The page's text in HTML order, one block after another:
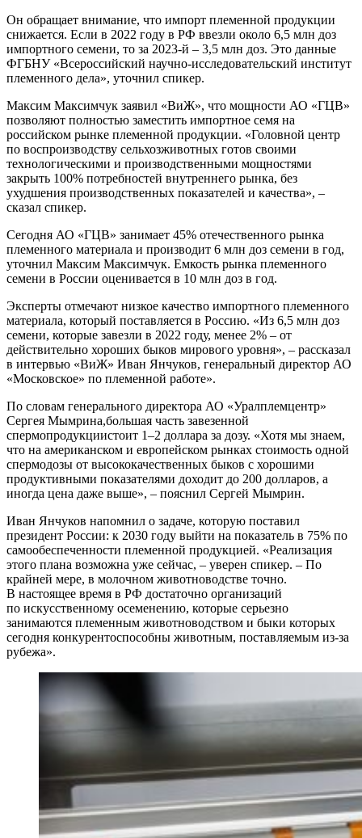
Он обращает внимание, что импорт племенной продукции
снижается. Если в 2022 году в РФ ввезли около 6,5 млн доз
импортного семени, то за 2023-й – 3,5 млн доз. Это данные
ФГБНУ «Всероссийский научно-исследовательский институт
племенного дела», уточнил спикер.
Максим Максимчук заявил «ВиЖ», что мощности АО «ГЦВ»
позволяют полностью заместить импортное семя на
российском рынке племенной продукции. «Головной центр
по воспроизводству сельхозживотных готов своими
технологическими и производственными мощностями
закрыть 100% потребностей внутреннего рынка, без
ухудшения производственных показателей и качества», –
сказал спикер.
Сегодня АО «ГЦВ» занимает 45% отечественного рынка
племенного материала и производит 6 млн доз семени в год,
уточнил Максим Максимчук. Емкость рынка племенного
семени в России оценивается в 10 млн доз в год.
Эксперты отмечают низкое качество импортного племенного
материала, который поставляется в Россию. «Из 6,5 млн доз
семени, которые завезли в 2022 году, менее 2% – от
действительно хороших быков мирового уровня», – рассказал
в интервью «ВиЖ» Иван Янчуков, генеральный директор АО
«Московское» по племенной работе».
По словам генерального директора АО «Уралплемцентр»
Сергея Мымрина,большая часть завезенной
спермопродукциистоит 1–2 доллара за дозу. «Хотя мы знаем,
что на американском и европейском рынках стоимость одной
спермодозы от высококачественных быков с хорошими
продуктивными показателями доходит до 200 долларов, а
иногда цена даже выше», – пояснил Сергей Мымрин.
Иван Янчуков напомнил о задаче, которую поставил
президент России: к 2030 году выйти на показатель в 75% по
самообеспеченности племенной продукцией. «Реализация
этого плана возможна уже сейчас, – уверен спикер. – По
крайней мере, в молочном животноводстве точно.
В настоящее время в РФ достаточно организаций
по искусственному осеменению, которые серьезно
занимаются племенным животноводством и быки которых
сегодня конкурентоспособны животным, поставляемым из-за
рубежа».